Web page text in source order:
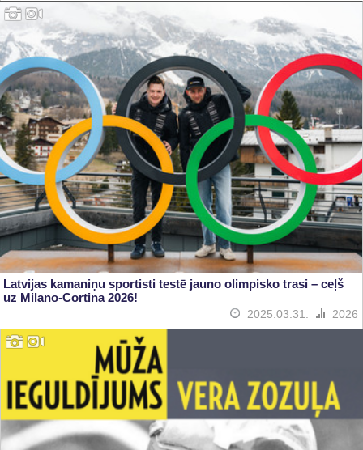
Latvijas kamaniņu sportisti testē jauno olimpisko trasi – ceļš
uz Milano-Cortina 2026!
2025.03.31. 2026